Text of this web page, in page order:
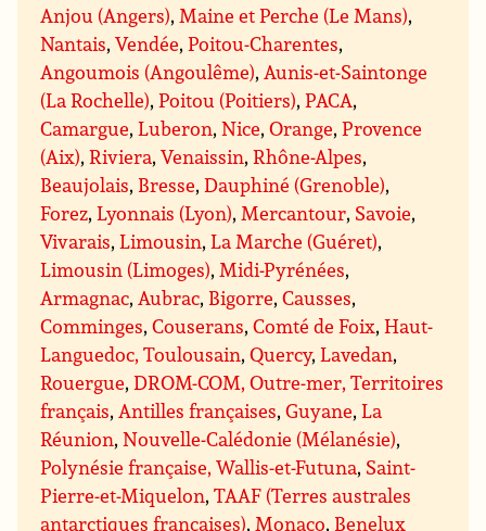
Anjou (Angers), Maine et Perche (Le Mans),
Nantais,Vendée,Poitou-Charentes,
Angoumois (Angoulême), Aunis-et-Saintonge
(La Rochelle),Poitou (Poitiers),PACA,
Camargue,Luberon,Nice,Orange,Provence
(Aix),Riviera,Venaissin,Rhône-Alpes,
Beaujolais, Bresse,Dauphiné (Grenoble),
Forez,Lyonnais (Lyon), Mercantour, Savoie,
Vivarais,Limousin,La Marche (Guéret),
Limousin (Limoges), Midi-Pyrénées,
Armagnac, Aubrac, Bigorre,Causses,
Comminges,Couserans,Comté de Foix,Haut-
Languedoc, Toulousain,Quercy,Lavedan,
Rouergue,DROM-COM, Outre-mer, Territoires
français, Antilles françaises,Guyane,La
Réunion,Nouvelle-Calédonie (Mélanésie),
Polynésie française, Wallis-et-Futuna, Saint-
Pierre-et-Miquelon,TAAF (Terres australes
antarctiques françaises), Monaco, Benelux